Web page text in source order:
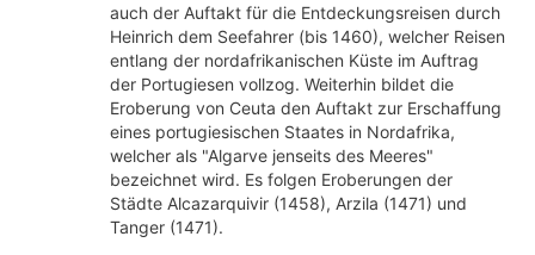
auch der Auftakt für die Entdeckungsreisen durch
Heinrich dem Seefahrer (bis 1460), welcher Reisen
entlang der nordafrikanischen Küste im Auftrag
der Portugiesen vollzog. Weiterhin bildet die
Eroberung von Ceuta den Auftakt zur Erschaffung
eines portugiesischen Staates in Nordafrika,
welcher als "Algarve jenseits des Meeres"
bezeichnet wird. Es folgen Eroberungen der
Städte Alcazarquivir (1458), Arzila (1471) und
Tanger (1471).